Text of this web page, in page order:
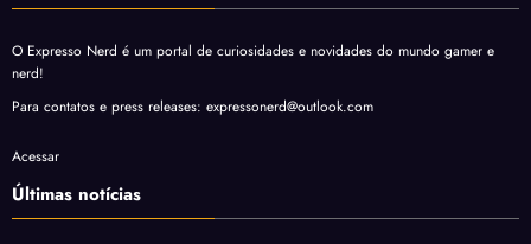
O Expresso Nerd é um portal de curiosidades e novidades do mundo gamer e
nerd!
Para contatos e press releases: expressonerd@outlook.com
Acessar
Últimas notícias